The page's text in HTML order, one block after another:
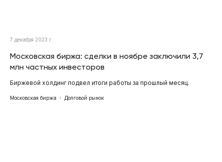
7 декабря 2023 г.
Московская биржа: сделки в ноябре заключили 3,7
млн частных инвесторов
Биржевой холдинг подвел итоги работы за прошлый месяц.
Московская биржа Долговой рынок